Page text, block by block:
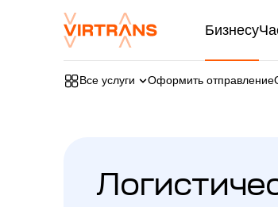
Бизнесу
Все услуги Оформить отправление